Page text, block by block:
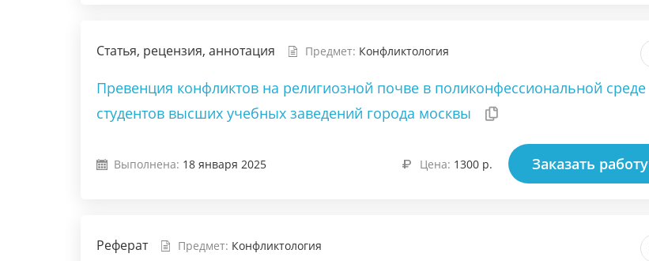
Статья, рецензия, аннотация Предмет: Конфликтология
Превенция конфликтов на религиозной почве в поликонфессиональной среде
студентов высших учебных заведений города москвы
Выполнена: 18 января 2025 Цена: 1300 р. Заказать работу
Реферат Предмет: Конфликтология